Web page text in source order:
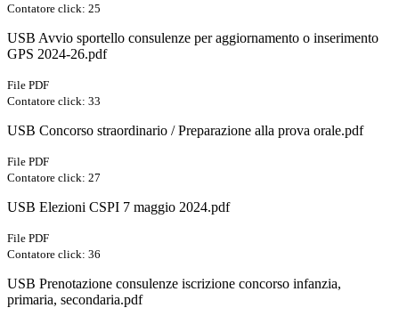
Contatore click: 25
USB Avvio sportello consulenze per aggiornamento o inserimento
GPS 2024-26.pdf
File PDF
Contatore click: 33
USB Concorso straordinario / Preparazione alla prova orale.pdf
File PDF
Contatore click: 27
USB Elezioni CSPI 7 maggio 2024.pdf
File PDF
Contatore click: 36
USB Prenotazione consulenze iscrizione concorso infanzia,
primaria, secondaria.pdf